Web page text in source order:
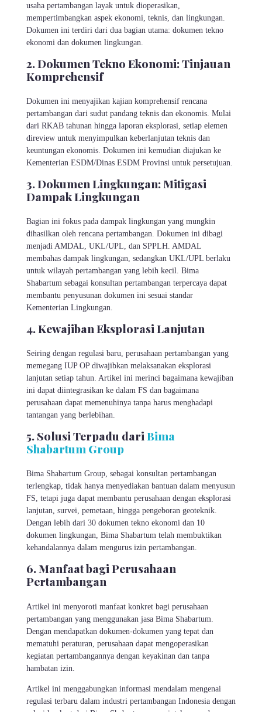
usaha pertambangan layak untuk dioperasikan,
mempertimbangkan aspek ekonomi, teknis, dan lingkungan.
Dokumen ini terdiri dari dua bagian utama: dokumen tekno
ekonomi dan dokumen lingkungan.
2. Dokumen Tekno Ekonomi: Tinjauan
Komprehensif
Dokumen ini menyajikan kajian komprehensif rencana
pertambangan dari sudut pandang teknis dan ekonomis. Mulai
dari RKAB tahunan hingga laporan eksplorasi, setiap elemen
direview untuk menyimpulkan keberlanjutan teknis dan
keuntungan ekonomis. Dokumen ini kemudian diajukan ke
Kementerian ESDM/Dinas ESDM Provinsi untuk persetujuan.
3. Dokumen Lingkungan: Mitigasi
Dampak Lingkungan
Bagian ini fokus pada dampak lingkungan yang mungkin
dihasilkan oleh rencana pertambangan. Dokumen ini dibagi
menjadi AMDAL, UKL/UPL, dan SPPLH. AMDAL
membahas dampak lingkungan, sedangkan UKL/UPL berlaku
untuk wilayah pertambangan yang lebih kecil. Bima
Shabartum sebagai konsultan pertambangan terpercaya dapat
membantu penyusunan dokumen ini sesuai standar
Kementerian Lingkungan.
4. Kewajiban Eksplorasi Lanjutan
Seiring dengan regulasi baru, perusahaan pertambangan yang
memegang IUP OP diwajibkan melaksanakan eksplorasi
lanjutan setiap tahun. Artikel ini merinci bagaimana kewajiban
ini dapat diintegrasikan ke dalam FS dan bagaimana
perusahaan dapat memenuhinya tanpa harus menghadapi
tantangan yang berlebihan.
5. Solusi Terpadu dariBima
Shabartum Group
Bima Shabartum Group, sebagai konsultan pertambangan
terlengkap, tidak hanya menyediakan bantuan dalam menyusun
FS, tetapi juga dapat membantu perusahaan dengan eksplorasi
lanjutan, survei, pemetaan, hingga pengeboran geoteknik.
Dengan lebih dari 30 dokumen tekno ekonomi dan 10
dokumen lingkungan, Bima Shabartum telah membuktikan
kehandalannya dalam mengurus izin pertambangan.
6. Manfaat bagi Perusahaan
Pertambangan
Artikel ini menyoroti manfaat konkret bagi perusahaan
pertambangan yang menggunakan jasa Bima Shabartum.
Dengan mendapatkan dokumen-dokumen yang tepat dan
mematuhi peraturan, perusahaan dapat mengoperasikan
kegiatan pertambangannya dengan keyakinan dan tanpa
hambatan izin.
Artikel ini menggabungkan informasi mendalam mengenai
regulasi terbaru dalam industri pertambangan Indonesia dengan